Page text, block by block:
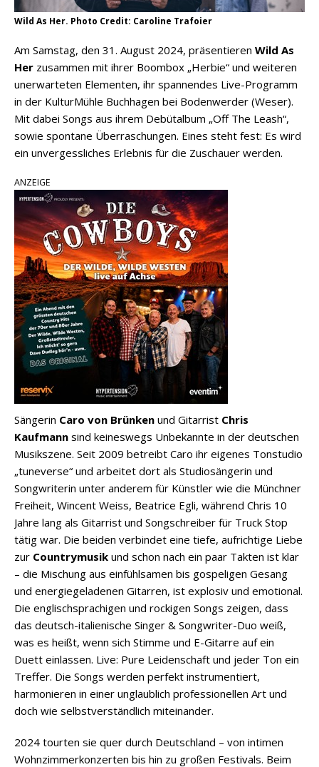
Wild As Her. Photo Credit: Caroline Trafoier
Am Samstag, den 31. August 2024, präsentieren Wild As
Her zusammen mit ihrer Boombox „Herbie“ und weiteren
unerwarteten Elementen, ihr spannendes Live-Programm
in der KulturMühle Buchhagen bei Bodenwerder (Weser).
Mit dabei Songs aus ihrem Debütalbum „Off The Leash“,
sowie spontane Überraschungen. Eines steht fest: Es wird
ein unvergessliches Erlebnis für die Zuschauer werden.
ANZEIGE
Sängerin Caro von Brünken und Gitarrist Chris
Kaufmann sind keineswegs Unbekannte in der deutschen
Musikszene. Seit 2009 betreibt Caro ihr eigenes Tonstudio
„tuneverse“ und arbeitet dort als Studiosängerin und
Songwriterin unter anderem für Künstler wie die Münchner
Freiheit, Wincent Weiss, Beatrice Egli, während Chris 10
Jahre lang als Gitarrist und Songschreiber für Truck Stop
tätig war. Die beiden verbindet eine tiefe, aufrichtige Liebe
zur Countrymusik und schon nach ein paar Takten ist klar
– die Mischung aus einfühlsamen bis gospeligen Gesang
und energiegeladenen Gitarren, ist explosiv und emotional.
Die englischsprachigen und rockigen Songs zeigen, dass
das deutsch-italienische Singer & Songwriter-Duo weiß,
was es heißt, wenn sich Stimme und E-Gitarre auf ein
Duett einlassen. Live: Pure Leidenschaft und jeder Ton ein
Treffer. Die Songs werden perfekt instrumentiert,
harmonieren in einer unglaublich professionellen Art und
doch wie selbstverständlich miteinander.
2024 tourten sie quer durch Deutschland – von intimen
Wohnzimmerkonzerten bis hin zu großen Festivals. Beim